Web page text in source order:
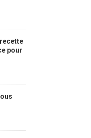
pour